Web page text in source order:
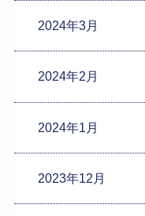
2024年3月
2024年2月
2024年1月
2023年12月